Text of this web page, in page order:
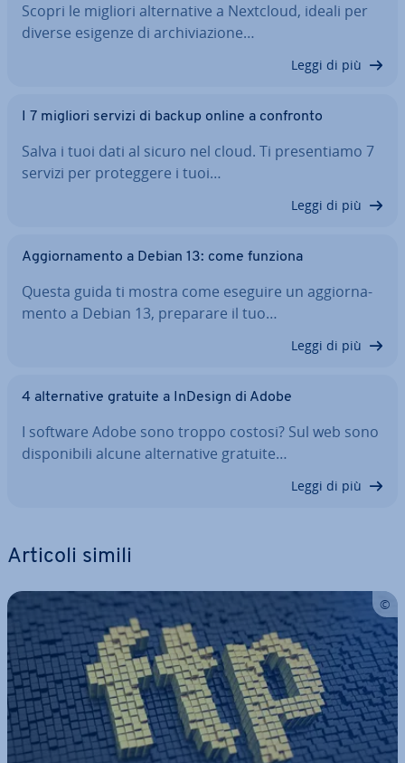
Scopri le migliori al­ter­na­ti­ve a Nextcloud, ideali per
diverse esigenze di ar­chi­via­zio­ne…
Leggi di più
I 7 migliori servizi di backup online a confronto
Salva i tuoi dati al sicuro nel cloud. Ti pre­sen­tia­mo 7
servizi per pro­teg­ge­re i tuoi…
Leggi di più
Ag­gior­na­men­to a Debian 13: come funziona
Questa guida ti mostra come eseguire un ag­gior­na­
men­to a Debian 13, preparare il tuo…
Leggi di più
4 al­ter­na­ti­ve gratuite a InDesign di Adobe
I software Adobe sono troppo costosi? Sul web sono
di­spo­ni­bi­li alcune al­ter­na­ti­ve gratuite…
Leggi di più
Articoli simili